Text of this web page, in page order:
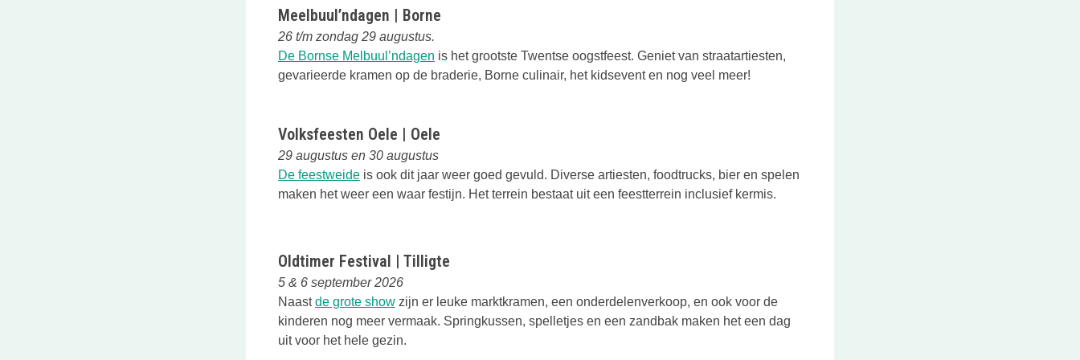
Meelbuul’ndagen | Borne
26 t/m zondag 29 augustus.
De Bornse Melbuul’ndagen Deze link opent in een nieuwe tab
is het grootste Twentse oogstfeest. Geniet van straatartiesten,
gevarieerde kramen op de braderie, Borne culinair, het kidsevent en nog veel meer!
Volksfeesten Oele | Oele
29 augustus en 30 augustus
De feestweideDeze link opent in een nieuwe tab
is ook dit jaar weer goed gevuld. Diverse artiesten, foodtrucks, bier en spelen
maken het weer een waar festijn. Het terrein bestaat uit een feestterrein inclusief kermis.
Oldtimer Festival | Tilligte
5 & 6 september 2026
Naastde grote showDeze link opent in een nieuwe tab
zijn er leuke marktkramen, een onderdelenverkoop, en ook voor de
kinderen nog meer vermaak. Springkussen, spelletjes en een zandbak maken het een dag
uit voor het hele gezin.